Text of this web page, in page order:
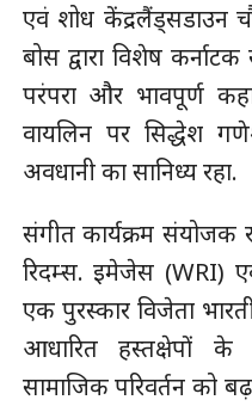
एवं शोध केंद्रलैंड्सडाउन
बोस द्वारा विशेष
परंपरा और भावपूर्ण
वायलिन पर सिद्धेश
अवधानी का सानिध्य रहा.
संगीत कार्यक्रम संयोजक
रिदम्स. इमेजेस (WRI)
एक पुरस्कार विजेता
आधारित हस्तक्षेपों
सामाजिक परिवर्तन को